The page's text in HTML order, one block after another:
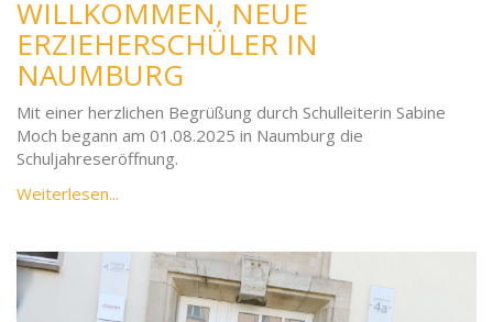
WILLKOMMEN, NEUE
ERZIEHERSCHÜLER IN
NAUMBURG
Mit einer herzlichen Begrüßung durch Schulleiterin Sabine
Moch begann am 01.08.2025 in Naumburg die
Schuljahreseröffnung.
Weiterlesen...